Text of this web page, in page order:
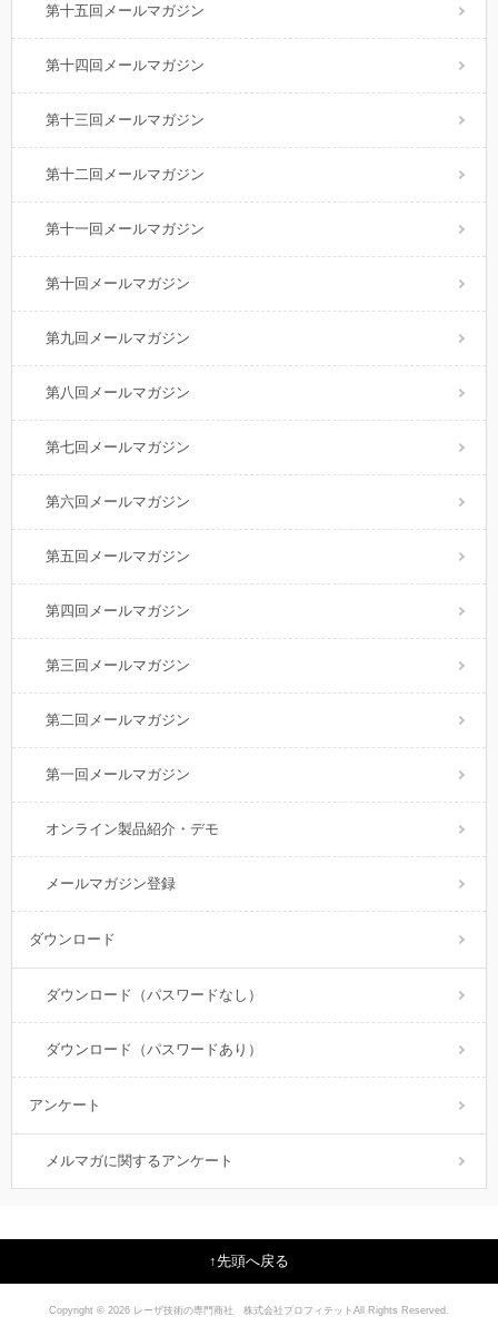
第十五回メールマガジン
第十四回メールマガジン
第十三回メールマガジン
第十二回メールマガジン
第十一回メールマガジン
第十回メールマガジン
第九回メールマガジン
第八回メールマガジン
第七回メールマガジン
第六回メールマガジン
第五回メールマガジン
第四回メールマガジン
第三回メールマガジン
第二回メールマガジン
第一回メールマガジン
オンライン製品紹介・デモ
メールマガジン登録
ダウンロード
ダウンロード（パスワードなし）
ダウンロード（パスワードあり）
アンケート
メルマガに関するアンケート
先頭へ戻る
Copyright © 2026 レーザ技術の専門商社 株式会社プロフィテットAll Rights Reserved.